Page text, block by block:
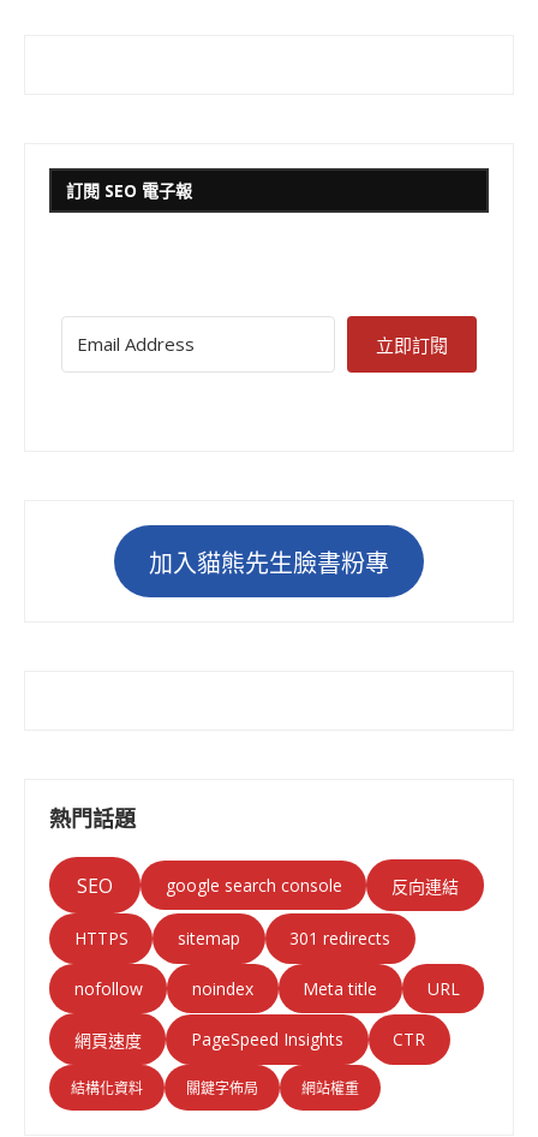
訂閱 SEO 電子報
立即訂閱
加入貓熊先生臉書粉專
熱門話題
SEO google search console 反向連結
HTTPS sitemap 301 redirects
nofollow noindex Meta title URL
網頁速度 PageSpeed Insights CTR
結構化資料 關鍵字佈局 網站權重